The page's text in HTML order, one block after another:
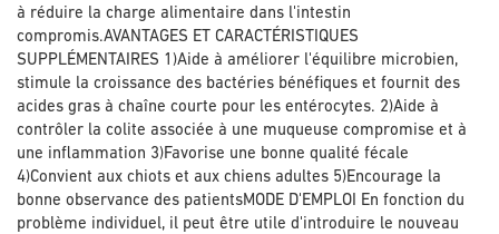
à réduire la charge alimentaire dans l'intestin
compromis.AVANTAGES ET CARACTÉRISTIQUES
SUPPLÉMENTAIRES 1)Aide à améliorer l'équilibre microbien,
stimule la croissance des bactéries bénéfiques et fournit des
acides gras à chaîne courte pour les entérocytes. 2)Aide à
contrôler la colite associée à une muqueuse compromise et à
une inflammation 3)Favorise une bonne qualité fécale
4)Convient aux chiots et aux chiens adultes 5)Encourage la
bonne observance des patientsMODE D'EMPLOI En fonction du
problème individuel, il peut être utile d'introduire le nouveau